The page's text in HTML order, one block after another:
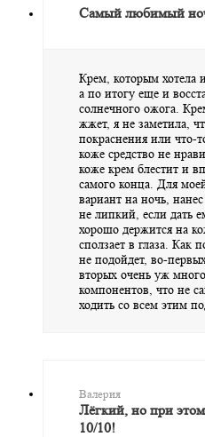
Самый любимый
Крем, которым хотела
а по итогу еще и
солнечного ожога.
жжет, я не заметила,
покраснения или что-
коже средство не
коже крем блестит и
самого конца. Для
вариант на ночь,
не липкий, если дать
хорошо держится на
сползает в глаза. Как
не подойдет, во-
вторых очень уж
компонентов, что не
ходить со всем этим
Валерия
Лёгкий, но при
10/10!